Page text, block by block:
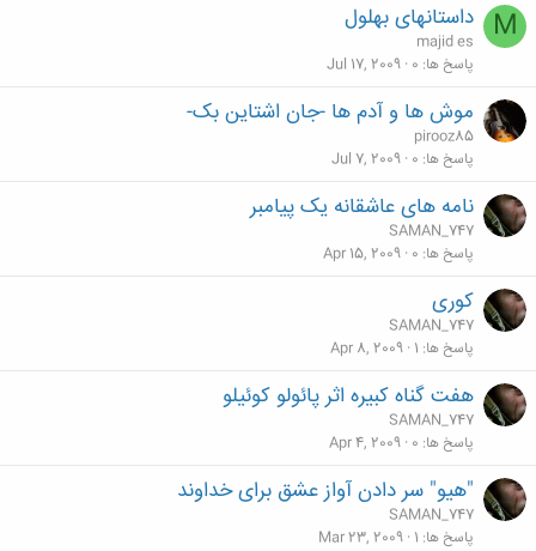
M داستانهای بهلول
majid es
پاسخ ها 0
Jul 17, 2009
موش ها و آدم ها -جان اشتاین بک-
pirooz85
پاسخ ها 0
Jul 7, 2009
نامه های عاشقانه یک پیامبر
SAMAN_747
پاسخ ها 0
Apr 15, 2009
کوری
SAMAN_747
پاسخ ها 1
Apr 8, 2009
هفت گناه کبیره اثر پائولو کوئیلو
SAMAN_747
پاسخ ها 0
Apr 4, 2009
"هیو" سر دادن آواز عشق برای خداوند
SAMAN_747
پاسخ ها 1
Mar 23, 2009